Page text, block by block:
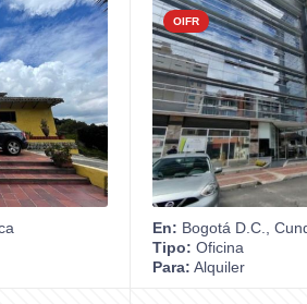
OIFR
En: Bogotá D.C.,
Tipo: Oficina
Para: Alquiler